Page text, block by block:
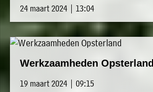
24 maart 2024 | 13:04
Werkzaamheden Opsterland
19 maart 2024 | 09:15